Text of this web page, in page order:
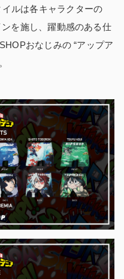
ルは各キャラクターの
を施し、躍動感のある仕
おなじみの “アップア